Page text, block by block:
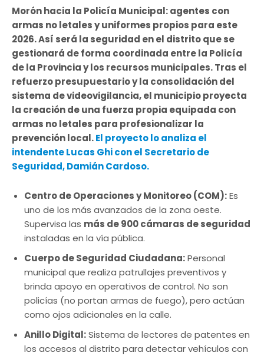
Morón hacia la Policía Municipal: agentes con
armas no letales y uniformes propios para este
2026. Así será la seguridad en el distrito que se
gestionará de forma coordinada entre la Policía
de la Provincia y los recursos municipales. Tras el
refuerzo presupuestario y la consolidación del
sistema de videovigilancia, el municipio proyecta
la creación de una fuerza propia equipada con
armas no letales para profesionalizar la
prevención local.El proyecto lo analiza el
intendente Lucas Ghi con el Secretario de
Seguridad, Damián Cardoso.
Centro de Operaciones y Monitoreo (COM):Es
uno de los más avanzados de la zona oeste.
Supervisa las más de 900 cámaras de seguridad
instaladas en la vía pública.
Cuerpo de Seguridad Ciudadana:Personal
municipal que realiza patrullajes preventivos y
brinda apoyo en operativos de control. No son
policías (no portan armas de fuego), pero actúan
como ojos adicionales en la calle.
Anillo Digital:Sistema de lectores de patentes en
los accesos al distrito para detectar vehículos con